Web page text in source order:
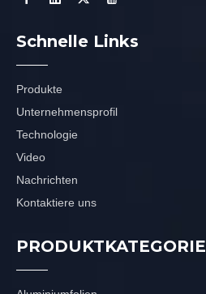
Schnelle Links
Produkte
Unternehmensprofil
Technologie
Video
Nachrichten
Kontaktiere uns
PRODUKTKATEGORIE